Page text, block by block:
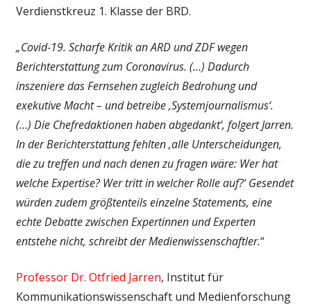
Verdienstkreuz 1. Klasse der BRD.
„Covid-19. Scharfe Kritik an ARD und ZDF wegen
Berichterstattung zum Coronavirus. (…) Dadurch
inszeniere das Fernsehen zugleich Bedrohung und
exekutive Macht – und betreibe ‚Systemjournalismus‘.
(…) Die Chefredaktionen haben abgedankt‘, folgert Jarren.
In der Berichterstattung fehlten ‚alle Unterscheidungen,
die zu treffen und nach denen zu fragen wäre: Wer hat
welche Expertise? Wer tritt in welcher Rolle auf?‘ Gesendet
würden zudem größtenteils einzelne Statements, eine
echte Debatte zwischen Expertinnen und Experten
entstehe nicht, schreibt der Medienwissenschaftler.“
Professor Dr. Otfried Jarren, Institut für
Kommunikationswissenschaft und Medienforschung